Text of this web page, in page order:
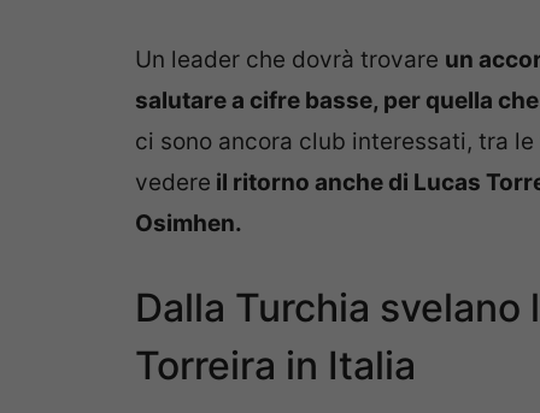
Un leader che dovrà trovare un
salutare a cifre basse, per quella
ci sono ancora club interessati, tra
vedere il ritorno anche di Lucas
Osimhen.
Dalla Turchia
Torreira in Italia